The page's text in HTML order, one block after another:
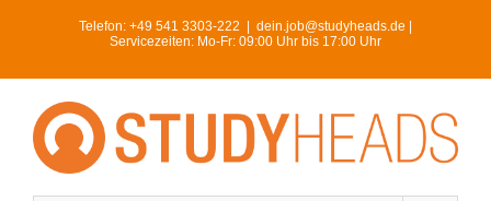
Telefon: +49 541 3303-222
dein.job@studyheads.de |
Servicezeiten: Mo-Fr: 09:00 Uhr bis 17:00 Uhr